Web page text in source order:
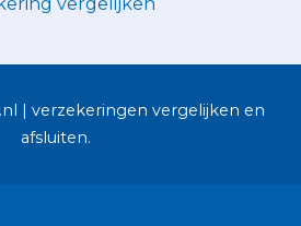
vergelijken
| verzekeringen vergelijken en
afsluiten.